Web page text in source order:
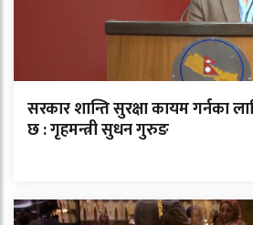
सरकार शान्ति सुरक्षा कायम गर्नका
छ : गृहमन्त्री सुधन गुरुङ